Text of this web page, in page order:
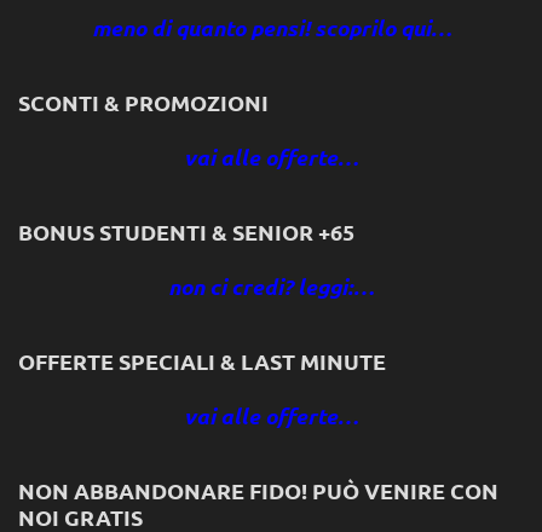
meno di quanto pensi! scoprilo qui…
SCONTI & PROMOZIONI
vai alle offerte…
BONUS STUDENTI & SENIOR +65
non ci credi? leggi:…
OFFERTE SPECIALI & LAST MINUTE
vai alle offerte…
NON ABBANDONARE FIDO! PUÒ VENIRE CON
NOI GRATIS